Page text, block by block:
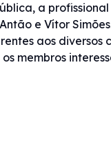
a
e Vítor
aos
membros